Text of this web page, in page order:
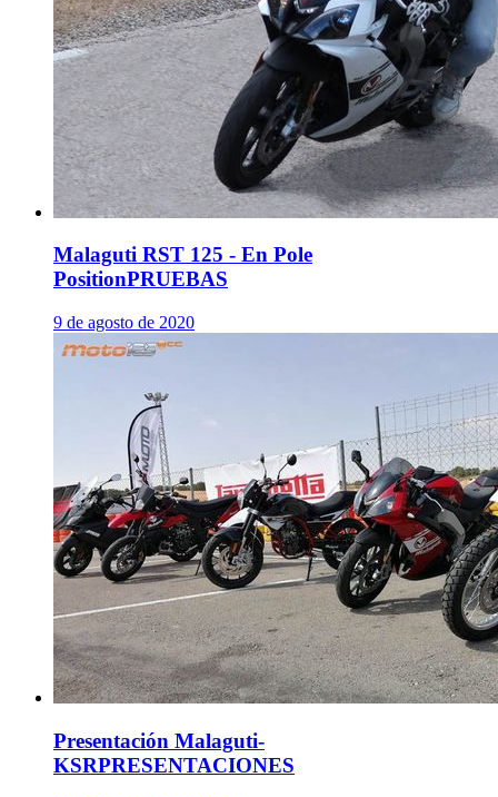
Malaguti RST 125 - En Pole
PositionPRUEBAS
9 de agosto de 2020
Presentación Malaguti-
KSRPRESENTACIONES